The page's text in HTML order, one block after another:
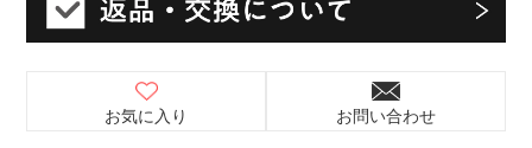
お気に入り お問い合わせ